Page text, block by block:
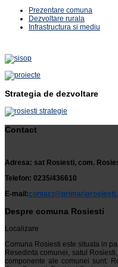
Prezentare comuna
Dezvoltare rurala
Infrastructura si mediu
Strategia de dezvoltare
Contact
Adresa: sat Rosiesti, com.
Telefon: 0235/436610
E-mail:
Despre comuna Rosiesti
Localizare
Comuna Rosiesti este situata in
Resedinta comunei, satul
componente ale comunei sunt: